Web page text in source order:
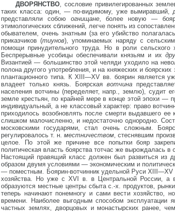
ДВОРЯНСТВО, сословие привилегированных
таких класса: один, — по-видимому, уже вымиравший,
представляли собою огнищане, более новую —
этимологических сближений, легче понять из
обывателем, очень знатным (за его убийство
приказчиков (тиунов), упоминаемых наряду с
помощи принудительного труда. Но в роли
Беспрерывные усобицы обеспечивали князьям и их
Византией — большинство этой челяди уходило на
полона другого употребления, и на княжеских и
плантационного типа. К XIII—XV вв. боярин является
владеет только князь. Боярскаявотчина
населения вотчины (переделяет, напр., землю), судит
земле крестьян, по крайней мере в конце этой эпохи —
индивидуальный, а не классовый характер: право
приходилось возобновлять после смерти выдавшего
слишком малочисленно, и недостаточно однородно.
московскими государями, стал очень сложным.
регулировалось т. н.местничеством, стеснявшим
целое. По этой же причине все попытки бояр
политическая власть боярства тотчас же вырождалась
Настоящий правящий класс должен был развиться из
образом двумя условиями — экономическим и
— поместным. Боярин-вотчинник удельной Руси XIII—XV
хозяйства. Но уже с XVI в. в Центральной России, а в
образуются местные центры сбыта с.-х. продуктов,
теперь начинают понемногу и сами вести хозяйство,
времени. Наиболее выгодным способом эксплуатации
частных землях, дворцовых и монастырских ранее,